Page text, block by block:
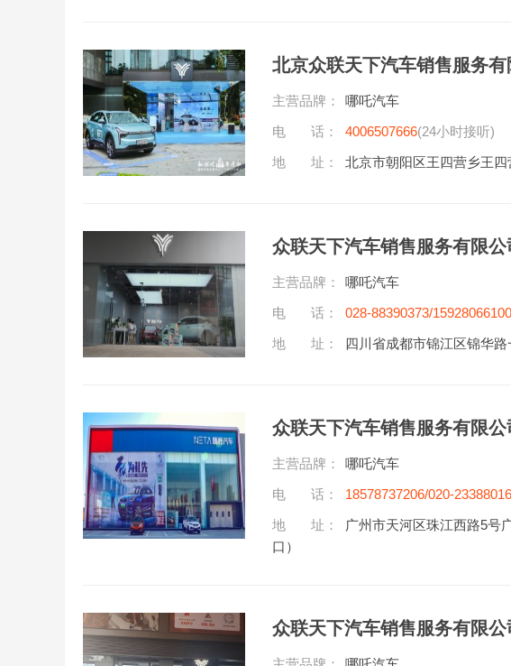
北京众联天下汽车销售服务有
主营品牌：
哪吒汽车
电 话：
4006507666(24小时接听)
地 址：
北京市朝阳区王四营乡王四
众联天下汽车销售服务有限公
主营品牌：
哪吒汽车
电 话：
028-88390373/15928066100
地 址：
四川省成都市锦江区锦华
众联天下汽车销售服务有限公
主营品牌：
哪吒汽车
电 话：
18578737206/020-23388016
地 址：
广州市天河区珠江西路5号
口）
众联天下汽车销售服务有限公